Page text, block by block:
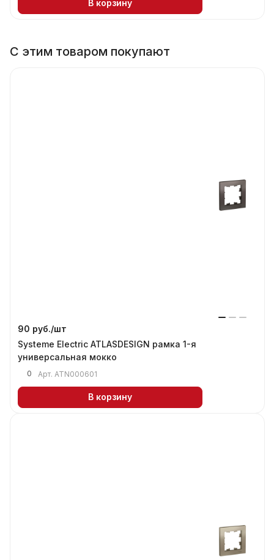
В корзину
С этим товаром покупают
90 руб./шт
Systeme Electric ATLASDESIGN рамка 1-я
универсальная мокко
0 Арт. ATN000601
В корзину